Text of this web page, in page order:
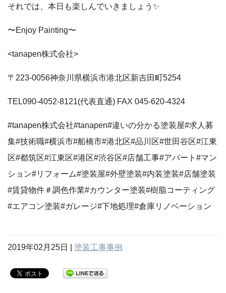
それでは、本日も楽しんでいきましょう✨
〜Enjoy Painting〜
<tanapen株式会社>
〒223-0056神奈川県横浜市港北区新吉田町5254
TEL090-4052-8121(代表直通) FAX 045-620-4324
#tanapen株式会社#tanapen#違いの分かる塗装屋#求人募
集#技術職#横浜市#船橋市#港北区#品川区#世田谷区#江東
区#都筑区#江東区#港区#渋谷区#店舗工事#アパート#マン
ション#リフォーム#塗装屋#外壁塗装#内装塗装#店舗塗装
#賃貸物件＃調色作業#カウンター塗装#樹脂コーティング
#エアコン塗装#ガレージ#下地処理#倉庫リノベーション
2019年02月25日 | 塗装工事事例